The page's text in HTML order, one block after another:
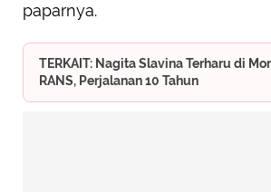
paparnya.
TERKAIT: Nagita Slavina Terharu di
RANS, Perjalanan 10 Tahun